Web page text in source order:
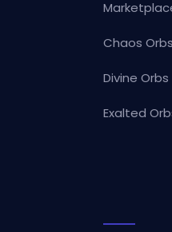
Chaos Orbs
Divine Orbs
Exalted